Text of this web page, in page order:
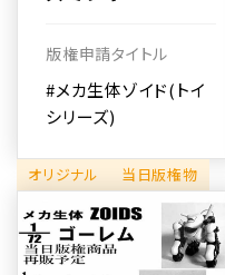
版権申請タイトル
#メカ生体ゾイド(トイ
シリーズ)
オリジナル 当日版権物